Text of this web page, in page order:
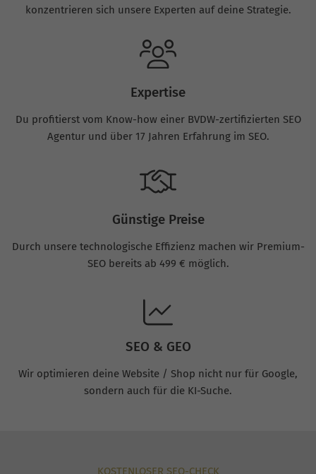
konzentrieren sich unsere Experten auf deine Strategie.
Expertise
Du profitierst vom Know-how einer BVDW-zertifizierten SEO
Agentur und über 17 Jahren Erfahrung im SEO.
Günstige Preise
Durch unsere technologische Effizienz machen wir Premium-
SEO bereits ab 499 € möglich.
SEO & GEO
Wir optimieren deine Website / Shop nicht nur für Google,
sondern auch für die KI-Suche.
KOSTENLOSER SEO-CHECK